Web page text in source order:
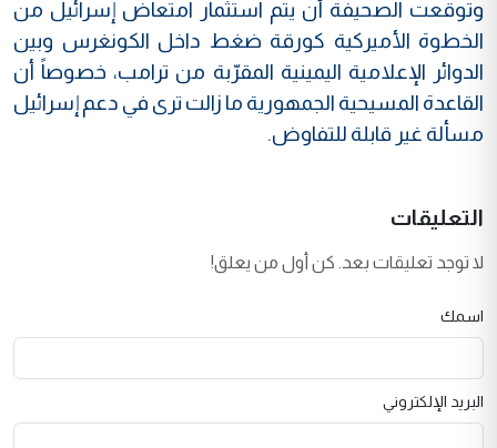
وتوقعت الصحيفة أن يتم استثمار امتعاض إسرائيل من
الخطوة الأميركية كورقة ضغط داخل الكونغرس وبين
الدوائر الإعلامية اليمينية المقرّبة من ترامب، خصوصاً أن
القاعدة المسيحية الجمهورية ما زالت ترى في دعم إسرائيل
مسألة غير قابلة للتفاوض.
التعليقات
لا توجد تعليقات بعد. كن أول من يعلق!
اسمك
البريد الإلكتروني